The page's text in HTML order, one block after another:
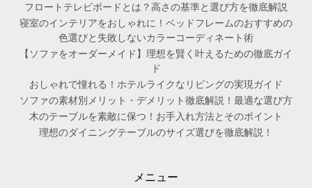
フロートテレビボードとは？高さの基準と選び方を徹底解説
寝室のインテリアをおしゃれに！ベッドフレームのおすすめの
色選びと失敗しないカラーコーディネート術
【ソファをオーダーメイド】理想を賢く叶えるための徹底ガイ
ド
おしゃれで憧れる！ホテルライクなリビングの実現ガイド
ソファの素材別メリット・デメリット徹底解説！最適な選び方
木のテーブルを素敵に保つ！お手入れ方法とそのポイント
理想のダイニングテーブルのサイズ選びを徹底解説！
メニュー